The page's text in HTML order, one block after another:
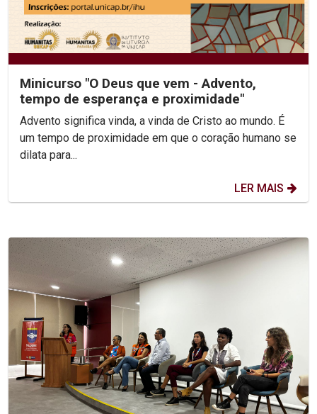
Minicurso "O Deus que vem - Advento,
tempo de esperança e proximidade"
Advento significa vinda, a vinda de Cristo ao mundo. É
um tempo de proximidade em que o coração humano se
dilata para...
LER MAIS